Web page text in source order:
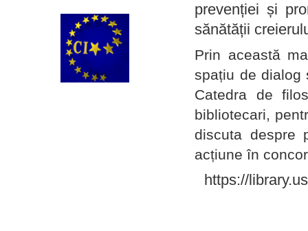
prevenției și
sănătății
Prin această
spațiu de dialog
Catedra de
bibliotecari,
discuta despre
acțiune în
https://